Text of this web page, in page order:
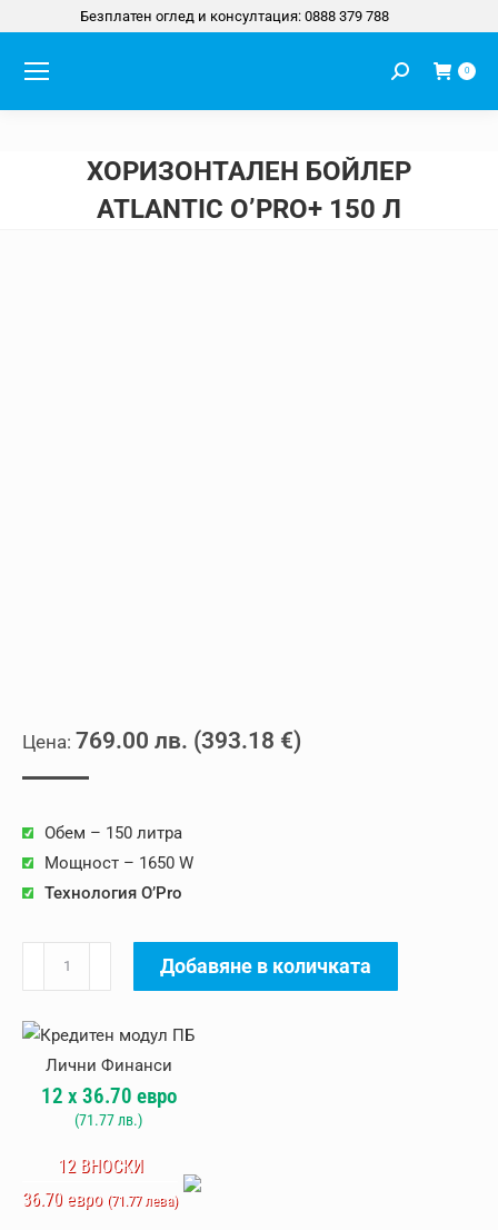
Безплатен оглед и консултация: 0888 379 788
Search: 0
ХОРИЗОНТАЛЕН БОЙЛЕР
ATLANTIC O’PRO+ 150 Л
769.00 лв. (393.18 €)
Обем – 150 литра
Мощност – 1650 W
Технология O’Pro
за
бойлер
Atlantic
O'Pro+
Добавяне в количката
12 x 36.70 евро
(71.77лв.)
12 ВНОСКИ
36.70 евро (71.77 лева)